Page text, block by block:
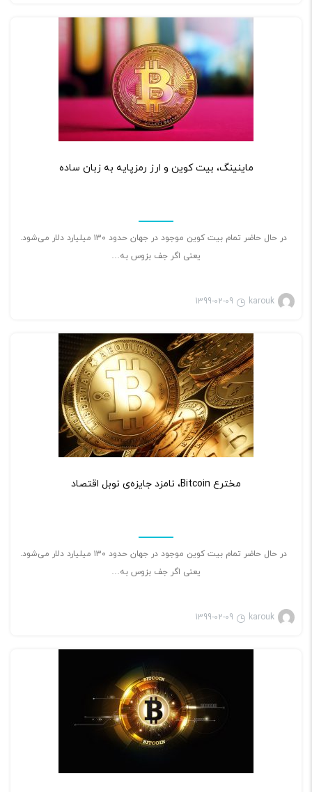
ماینینگ، بیت کوین و ارز رمزپایه به زبان ساده
در حال حاضر تمام بیت کوین موجود در جهان حدود ۱۳۰ میلیارد دلار می‌شود.
یعنی اگر جف بزوس به…
karouk
1399-02-09
مخترع Bitcoin، نامزد جایزه‌ی نوبل اقتصاد
در حال حاضر تمام بیت کوین موجود در جهان حدود ۱۳۰ میلیارد دلار می‌شود.
یعنی اگر جف بزوس به…
karouk
1399-02-09